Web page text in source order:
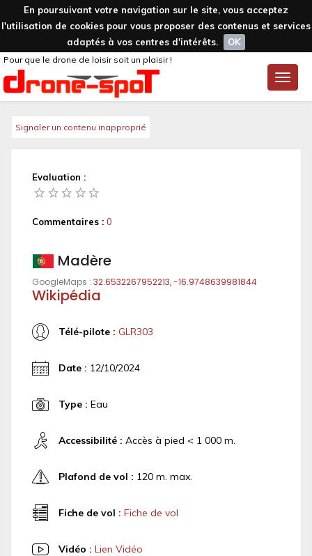
En poursuivant votre navigation sur le site, vous acceptez
l'utilisation de cookies pour vous proposer des contenus et services
adaptés à vos centres d'intérêts.
OK
Toggle
Pour que le drone de loisir soit un plaisir !
Signaler un contenu inapproprié
Evaluation :
Commentaires : 0
Madère
GoogleMaps : 32.6532267952213, -16.9748639981844
Wikipédia
Télé-pilote : GLR303
Date : 12/10/2024
Type : Eau
Accessibilité : Accès à pied < 1 000 m.
Plafond de vol : 120 m. max.
Fiche de vol : Fiche de vol
Vidéo : Lien Vidéo